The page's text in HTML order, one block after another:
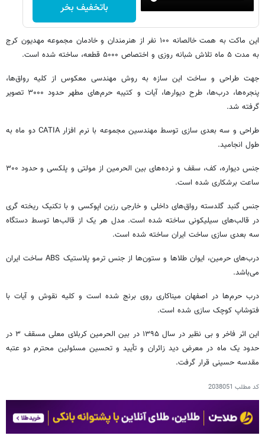
باتخفیف بخر
این ماکت به همت خالصانه ۱۰۰ نفر از هنرمندان و خادمان مجموعه مهدیون کرج
به مدت ۵ ماه تلاش شبانه روزی و اختصاص ۵۰۰۰ قطعه، ساخته شده است.
جهت طراحی و ساخت این سازه به روش مهندسی معکوس از کلیه رواق‌ها،
پنجره‌ها، درب‌ها، طرح دیوارها، آیات و کتیبه حرم‌های مطهر حدود ۳۰۰۰ تصویر
گرفته شد.
طراحی و سه بعدی سازی توسط مهندسین مجموعه با نرم افزار CATIA دو ماه به
طول انجامید.
جنس دیواره، کف، سقف و نرده‌های بین الحرمین از مولتی و پلکسی و حدود ۳۰۰
ساعت برشکاری شده است.
جنس گنبد گلدسته رواق‌های داخلی و خارجی رزین اپوکسی و با تکنیک ریخته گری
در قالب‌های سیلیکونی ساخته شده است. مدل هر یک از قالب‌ها توسط دستگاه
سه بعدی سازی ساخت ایران ساخته شده است.
درب‌های حرمین، ایوان طلاها و ستون‌ها از جنس ترمو پلاستیک ABS ساخت ایران
می‌باشد.
درب حرم‌ها در اصفهان میناکاری روی برنج شده است و کلیه نقوش و آیات با
فتوشاپ کوچک سازی شده است.
این اثر فاخر و بی نظیر در سال ۱۳۹۵ در بین الحرمین کربلای معلی مسقف ۳ در
حدود یک ماه در معرض دید زائران و تأیید و تحسین مسئولین محترم دو عتبه
مقدسه حسینی قرار گرفت.
کد مطلب 2038051